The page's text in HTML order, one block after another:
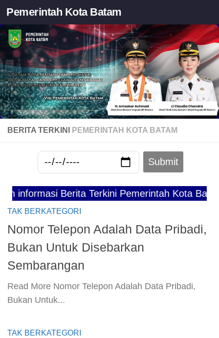
Skip to content
Pemerintah Kota Batam
BERITA TERKINI PEMERINTAH KOTA BATAM
Berita Terkini Pemerintah Kota Batam
TAK BERKATEGORI
Nomor Telepon Adalah Data Pribadi,
Bukan Untuk Disebarkan
Sembarangan
​Read More​ Nomor Telepon Adalah Data Pribadi,
Bukan Untuk...
TAK BERKATEGORI